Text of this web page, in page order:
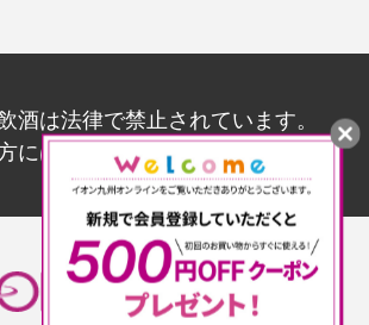
酒は法律で禁止されています。
にはお酒を販売いたしません。